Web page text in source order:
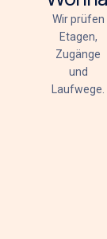
Wir prüfen
Etagen,
Zugänge
und
Laufwege.